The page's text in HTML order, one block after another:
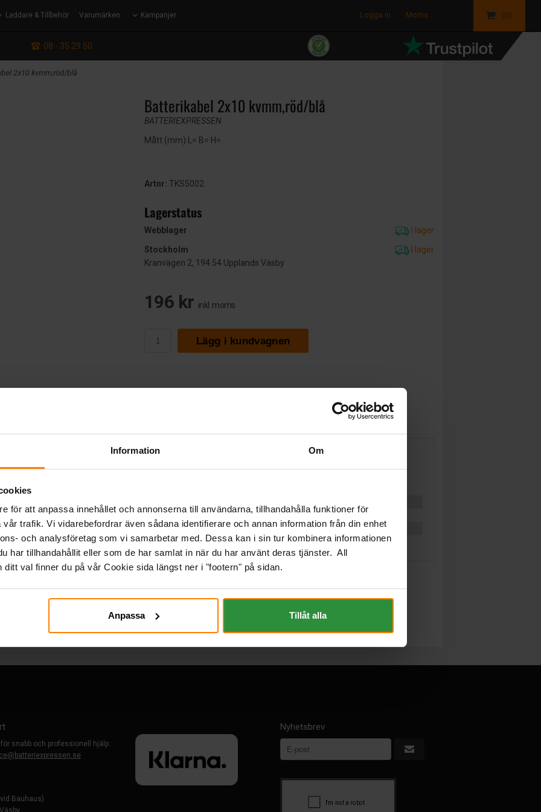
Information Om
för att anpassa innehållet och annonserna till användarna, tillhandahålla funktioner för
trafik. Vi vidarebefordrar även sådana identifierare och annan information från din enhet
och analysföretag som vi samarbetar med. Dessa kan i sin tur kombinera informationen
har tillhandahållit eller som de har samlat in när du har använt deras tjänster. All
ditt val finner du på vår Cookie sida längst ner i "footern" på sidan.
Anpassa Tillåt alla
Laddare & Tillbehör Varumärken Kampanjer Logga in Moms (0)
: 08 - 35 29 50
2x10 kvmm,röd/blå
Batterikabel 2x10 kvmm,röd/blå
BATTERIEXPRESSEN
Mått (mm) L= B= H=
Artnr: TKS5002
Lagerstatus
Webblager
I lager
Stockholm
I lager
Kranvägen 2, 194 54 Upplands Väsby
196 kr inkl. moms
Lägg i kundvagnen
snabb och professionell hjälp.
Bauhaus)
Nyhetsbrev